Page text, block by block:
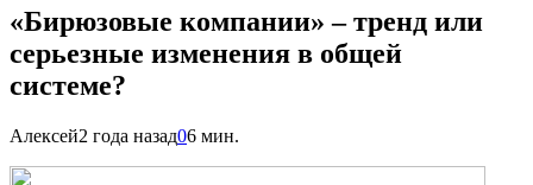
«Бирюзовые компании» – тренд или
серьезные изменения в общей
системе?
Алексей2 года назад06 мин.